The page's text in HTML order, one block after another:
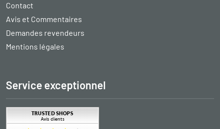
Contact
Avis et Commentaires
Demandes revendeurs
Mentions légales
Service exceptionnel